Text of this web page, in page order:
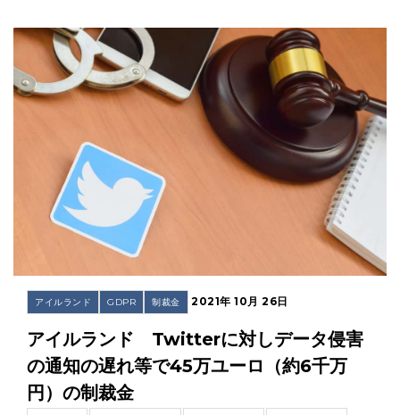
アイルランド GDPR 制裁金 2021年 10月 26日
アイルランド Twitterに対しデータ侵害
の通知の遅れ等で45万ユーロ（約6千万
円）の制裁金